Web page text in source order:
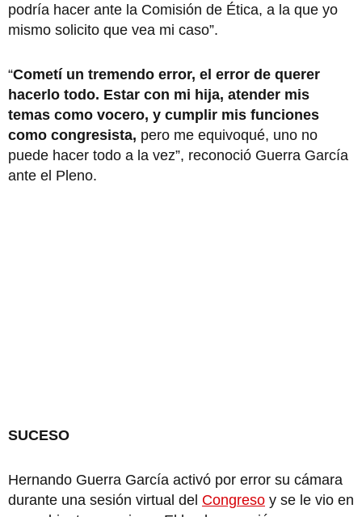
podría hacer ante la Comisión de Ética, a la que yo
mismo solicito que vea mi caso”.
“Cometí un tremendo error, el error de querer
hacerlo todo. Estar con mi hija, atender mis
temas como vocero, y cumplir mis funciones
como congresista, pero me equivoqué, uno no
puede hacer todo a la vez”, reconoció Guerra García
ante el Pleno.
SUCESO
Hernando Guerra García activó por error su cámara
durante una sesión virtual del Congreso y se le vio en